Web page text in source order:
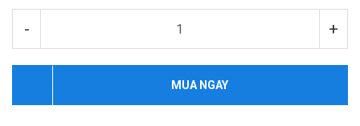
- +
MUA NGAY